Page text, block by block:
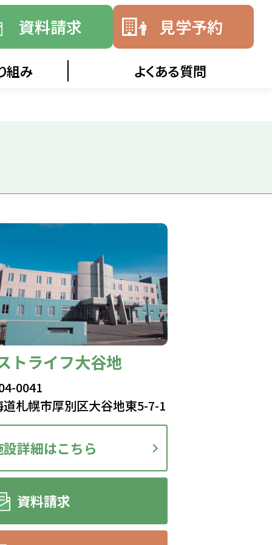
資料請求 見学予約
組み よくある質問
トライフ大谷地
0041
道札幌市厚別区大谷地東5-7-1
詳細はこちら
資料請求